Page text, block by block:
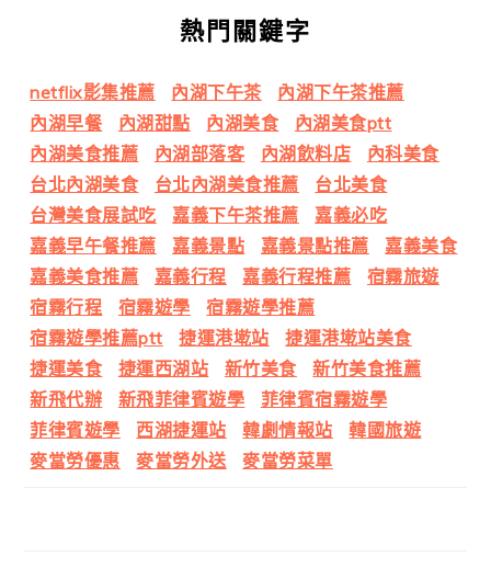
熱門關鍵字
netflix影集推薦 內湖下午茶
內湖下午茶推薦
內湖早餐
內湖甜點 內湖美食
內湖美食ptt
內湖美食推薦
內湖部落客 內湖飲料店
內科美食
台北內湖美食
台北內湖美食推薦
台北美食
台灣美食展試吃
嘉義下午茶推薦
嘉義必吃
嘉義早午餐推薦
嘉義景點 嘉義景點推薦
嘉義美食
嘉義美食推薦
嘉義行程 嘉義行程推薦
宿霧旅遊
宿霧行程
宿霧遊學
宿霧遊學推薦
宿霧遊學推薦ptt
捷運港墘站
捷運港墘站美食
捷運美食
捷運西湖站 新竹美食
新竹美食推薦
新飛代辦
新飛菲律賓遊學
菲律賓宿霧遊學
菲律賓遊學
西湖捷運站 韓劇情報站
韓國旅遊
麥當勞優惠
麥當勞外送 麥當勞菜單